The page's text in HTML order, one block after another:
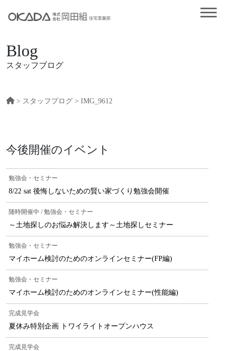
Blog
スタッフブログ
> スタッフプログ > IMG_9612
今後開催のイベント
勉強会・セミナー
8/22 sat 後悔しないための賢い家づくり勉強会開催
随時開催中 / 勉強会・セミナー
～土地探しのお悩み解決します～土地探しセミナー
勉強会・セミナー
マイホーム検討のためのオンラインセミナー(FP編)
勉強会・セミナー
マイホーム検討のためのオンラインセミナー(性能編)
完成見学会
夏休み特別企画 トワイライトオープンハウス
完成見学会